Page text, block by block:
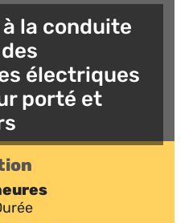
la conduite
électriques
porté et